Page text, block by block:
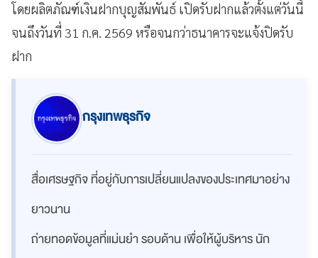
โดยผลิตภัณฑ์เงินฝากบุญสัมพันธ์ เปิดรับฝากแล้วตั้งแต่วันนี้
จนถึงวันที่ 31 ก.ค. 2569 หรือจนกว่าธนาคารจะแจ้งปิดรับ
ฝาก
กรุงเทพธุรกิจ
สื่อเศรษฐกิจ ที่อยู่กับการเปลี่ยนแปลงของประเทศมาอย่าง
ยาวนาน
ถ่ายทอดข้อมูลที่แม่นยำ รอบด้าน เพื่อให้ผู้บริหาร นัก